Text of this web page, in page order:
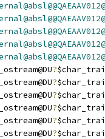
?
?
?
?
?
?